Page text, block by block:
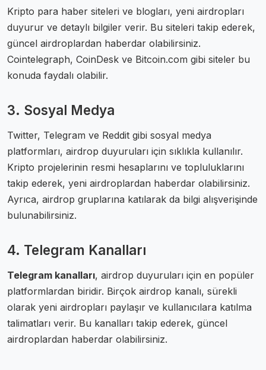
Kripto para haber siteleri ve blogları, yeni airdropları
duyurur ve detaylı bilgiler verir. Bu siteleri takip ederek,
güncel airdroplardan haberdar olabilirsiniz.
Cointelegraph, CoinDesk ve Bitcoin.com gibi siteler bu
konuda faydalı olabilir.
3. Sosyal Medya
Twitter, Telegram ve Reddit gibi sosyal medya
platformları, airdrop duyuruları için sıklıkla kullanılır.
Kripto projelerinin resmi hesaplarını ve topluluklarını
takip ederek, yeni airdroplardan haberdar olabilirsiniz.
Ayrıca, airdrop gruplarına katılarak da bilgi alışverişinde
bulunabilirsiniz.
4. Telegram Kanalları
Telegram kanalları, airdrop duyuruları için en popüler
platformlardan biridir. Birçok airdrop kanalı, sürekli
olarak yeni airdropları paylaşır ve kullanıcılara katılma
talimatları verir. Bu kanalları takip ederek, güncel
airdroplardan haberdar olabilirsiniz.